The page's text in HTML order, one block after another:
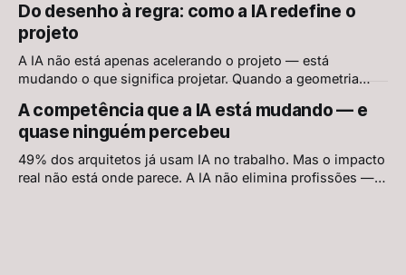
científico de IA em projetos AEC, explica por quê — e
mostra onde já existe solução
Do desenho à regra: como a IA redefine o
projeto
A IA não está apenas acelerando o projeto — está
mudando o que significa projetar. Quando a geometria
arquiteto?
A competência que a IA está mudando — e
quase ninguém percebeu
49% dos arquitetos já usam IA no trabalho. Mas o impacto
real não está onde parece. A IA não elimina profissões —